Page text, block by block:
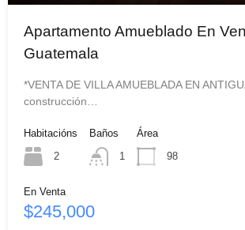
Apartamento Amueblado En
Guatemala
*VENTA DE VILLA AMUEBLADA EN
construcción…
Habitacións
2
Baños
1
Área
98
En Venta
$245,000